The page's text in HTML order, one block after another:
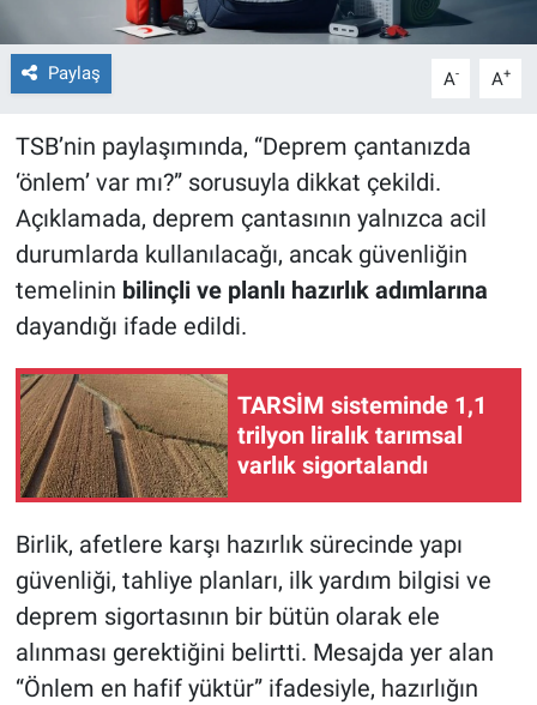
Paylaş A- A+
TSB’nin paylaşımında, “Deprem çantanızda
‘önlem’ var mı?” sorusuyla dikkat çekildi.
Açıklamada, deprem çantasının yalnızca acil
durumlarda kullanılacağı, ancak güvenliğin
temelinin bilinçli ve planlı hazırlık adımlarına
dayandığı ifade edildi.
TARSİM sisteminde 1,1
trilyon liralık tarımsal
varlık sigortalandı
Birlik, afetlere karşı hazırlık sürecinde yapı
güvenliği, tahliye planları, ilk yardım bilgisi ve
deprem sigortasının bir bütün olarak ele
alınması gerektiğini belirtti. Mesajda yer alan
“Önlem en hafif yüktür” ifadesiyle, hazırlığın